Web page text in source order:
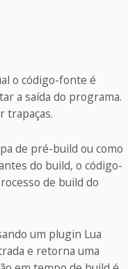
o código-fonte é
a saída do programa.
trapaças.
de pré-build ou como
do build, o código-
de build do
um plugin Lua
e retorna uma